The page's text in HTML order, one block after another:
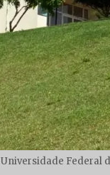
Universidade Federal